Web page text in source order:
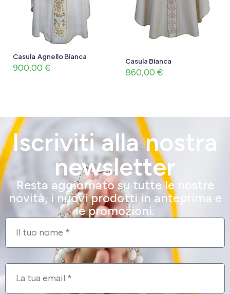
Casula Agnello Bianca
900,00 €
Casula Bianca
860,00 €
Iscriviti alla nostra
newsletter
Resta aggiornato su tutte le nostre
novità, i nuovi prodotti in anteprima e
le promozioni.